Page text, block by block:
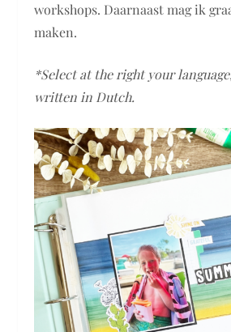
workshops. Daarnaast mag ik
maken.
*Select at the right your
written in Dutch.